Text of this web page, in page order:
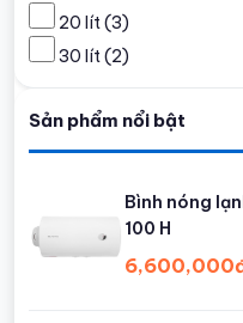
20 lít(3)
30 lít(2)
Sản phẩm nổi bật
Bình nóng
100 H